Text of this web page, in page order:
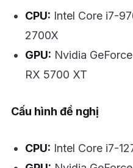
CPU: Intel Core i7-
2700X
GPU: Nvidia
RX 5700 XT
Cấu hình đề nghị
CPU: Intel Core i7-